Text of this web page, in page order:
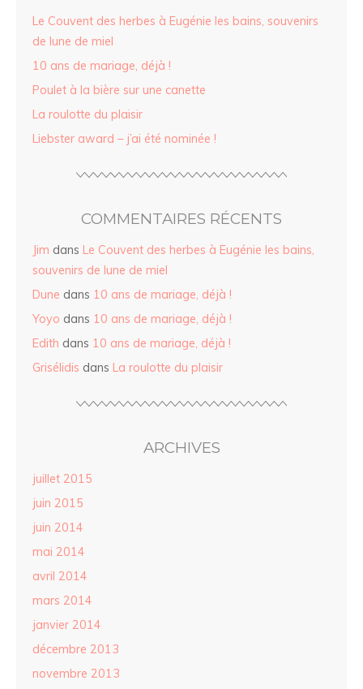
Le Couvent des herbes à Eugénie les bains, souvenirs
de lune de miel
10 ans de mariage, déjà !
Poulet à la bière sur une canette
La roulotte du plaisir
Liebster award – j’ai été nominée !
COMMENTAIRES RÉCENTS
Jim dans Le Couvent des herbes à Eugénie les bains,
souvenirs de lune de miel
Dune dans 10 ans de mariage, déjà !
Yoyo dans 10 ans de mariage, déjà !
Edith dans 10 ans de mariage, déjà !
Grisélidis dans La roulotte du plaisir
ARCHIVES
juillet 2015
juin 2015
juin 2014
mai 2014
avril 2014
mars 2014
janvier 2014
décembre 2013
novembre 2013